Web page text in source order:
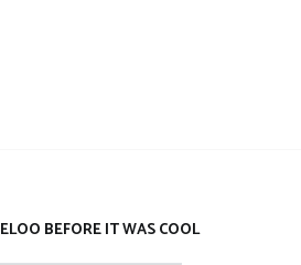
BEFORE IT WAS COOL